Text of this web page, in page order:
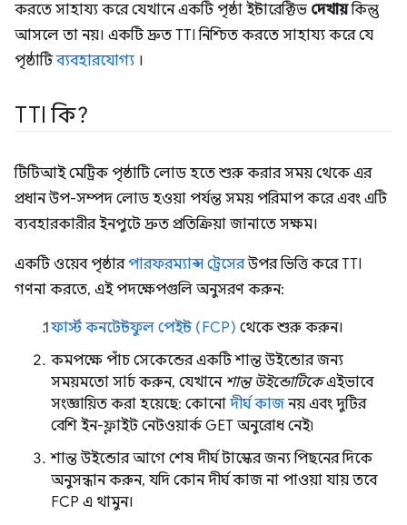
করতে সাহায্য করে যেখানে একটি পৃষ্ঠা ইন্টারেক্টিভ দেখায়কিন্তু
আসলে তা নয়। একটি দ্রুত TTI নিশ্চিত করতে সাহায্য করে যে
পৃষ্ঠাটিব্যবহারযোগ্য ।
TTI কি?
টিটিআই মেট্রিক পৃষ্ঠাটি লোড হতে শুরু করার সময় থেকে এর
প্রধান উপ-সম্পদ লোড হওয়া পর্যন্ত সময় পরিমাপ করে এবং এটি
ব্যবহারকারীর ইনপুটে দ্রুত প্রতিক্রিয়া জানাতে সক্ষম।
একটি ওয়েব পৃষ্ঠারপারফরম্যান্স ট্রেসেরউপর ভিত্তি করে TTI
গণনা করতে, এই পদক্ষেপগুলি অনুসরণ করুন:
ফার্স্ট কনটেন্টফুল পেইন্ট (FCP) থেকে শুরু করুন।
কমপক্ষে পাঁচ সেকেন্ডের একটি শান্ত উইন্ডোর জন্য
সময়মতো সার্চ করুন, যেখানে শান্ত উইন্ডোটিকেএইভাবে
সংজ্ঞায়িত করা হয়েছে: কোনো দীর্ঘ কাজ নয় এবং দুটির
বেশি ইন-ফ্লাইট নেটওয়ার্ক GET অনুরোধ নেই৷
শান্ত উইন্ডোর আগে শেষ দীর্ঘ টাস্কের জন্য পিছনের দিকে
অনুসন্ধান করুন, যদি কোন দীর্ঘ কাজ না পাওয়া যায় তবে
FCP এ থামুন।